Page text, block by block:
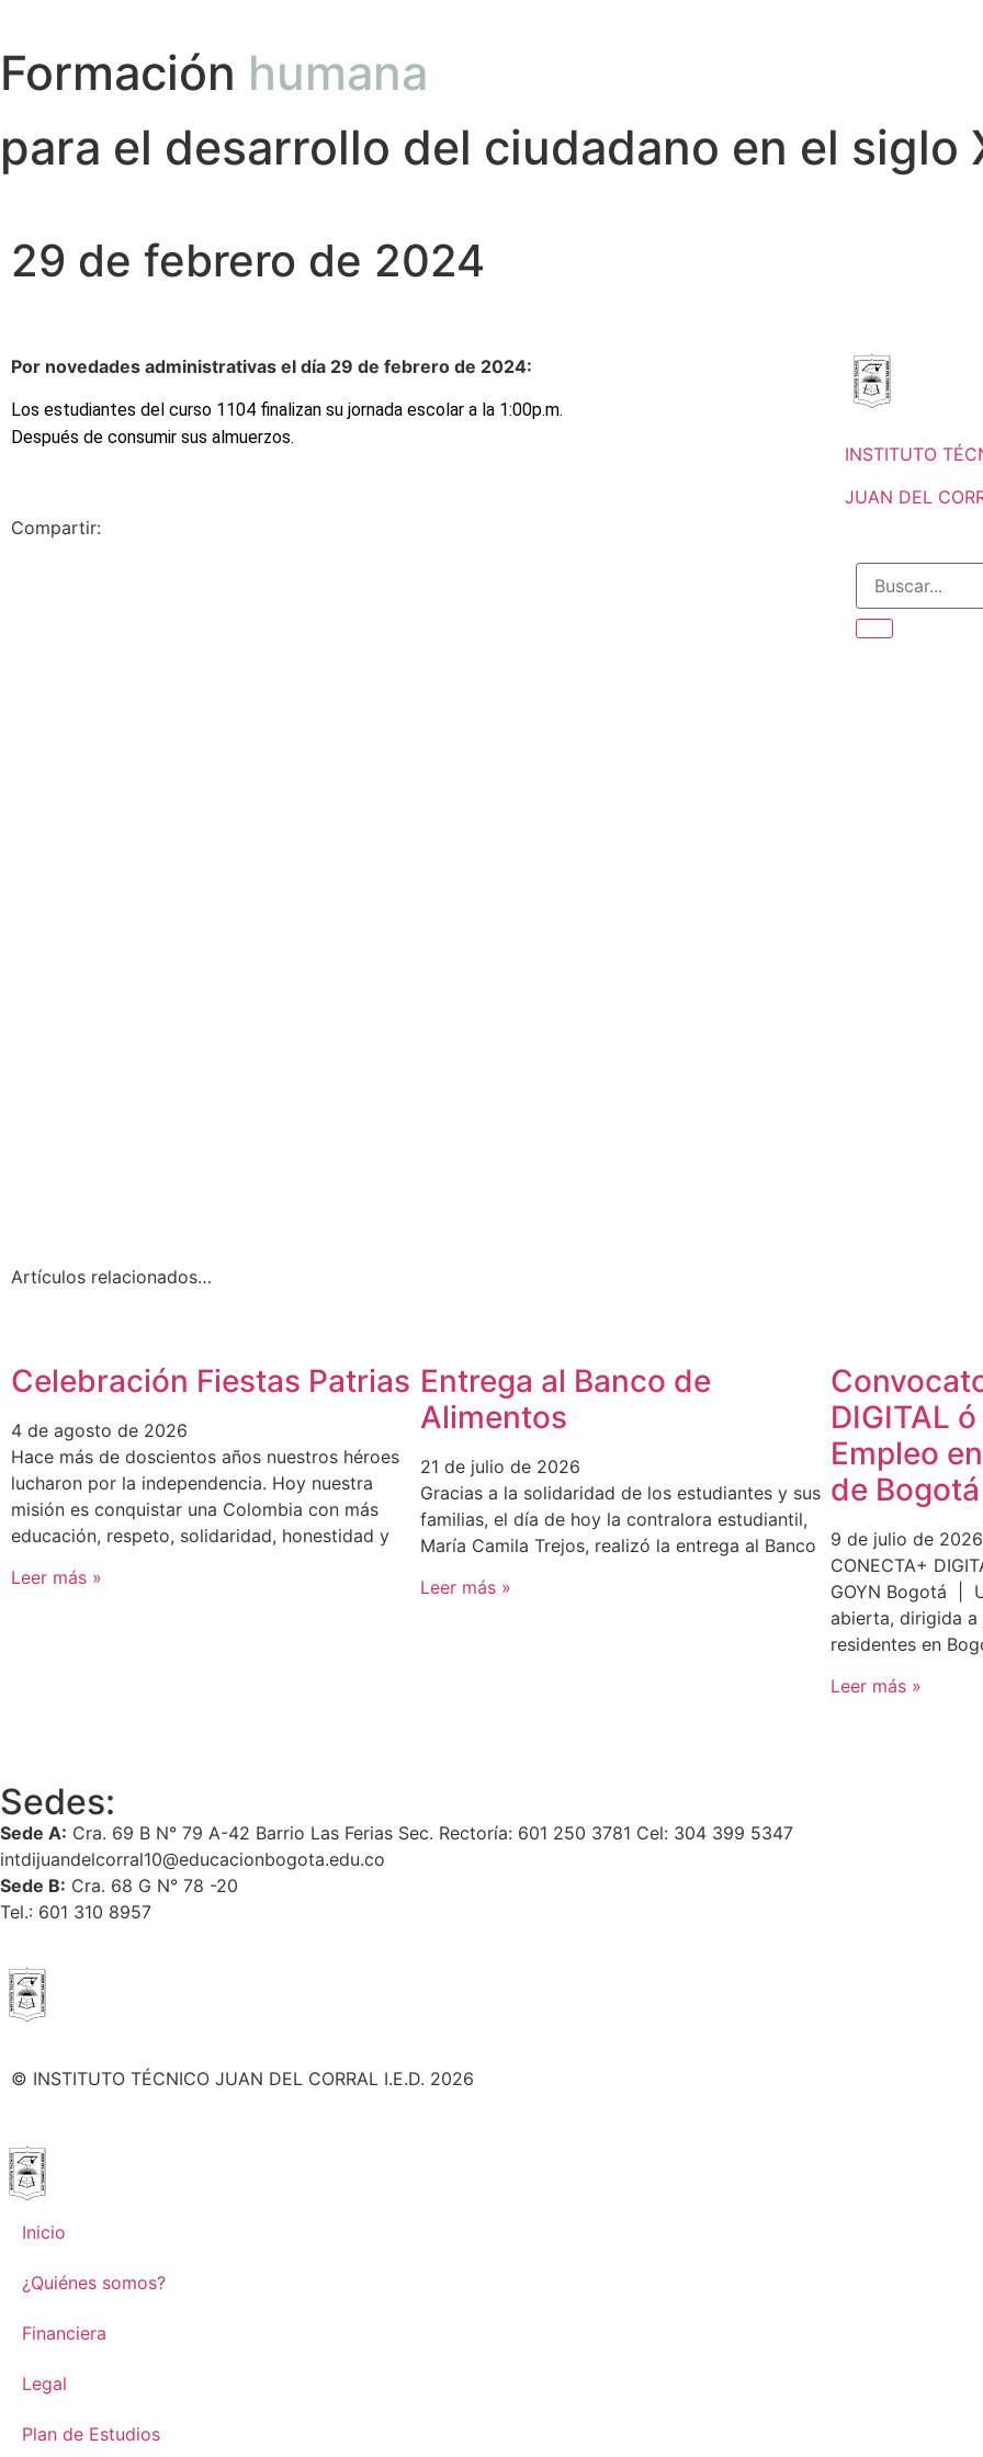
Formación humana
para el desarrollo del ciudadano en el siglo
29 de febrero de 2024
Por novedades administrativas el día 29 de febrero de 2024:
Los estudiantes del curso 1104 finalizan su jornada escolar a la 1:00p.m.
Después de consumir sus almuerzos.
Compartir:
INSTITUTO
JUAN DEL
Artículos relacionados…
Celebración Fiestas Patrias
4 de agosto de 2026
Hace más de doscientos años nuestros héroes
lucharon por la independencia. Hoy nuestra
misión es conquistar una Colombia con más
educación, respeto, solidaridad, honestidad y
Leer más »
Entrega al Banco de
Alimentos
21 de julio de 2026
Gracias a la solidaridad de los estudiantes y sus
familias, el día de hoy la contralora estudiantil,
María Camila Trejos, realizó la entrega al Banco
Leer más »
DIGITAL
Empleo
de Bogotá
9 de julio de 2026
CONECTA+
GOYN Bogotá |
abierta, dirigida a
residentes en
Leer más »
Sedes:
Sede A: Cra. 69 B N° 79 A-42 Barrio Las Ferias Sec. Rectoría: 601 250 3781 Cel: 304 399 5347
intdijuandelcorral10@educacionbogota.edu.co
Sede B: Cra. 68 G N° 78 -20
Tel.: 601 310 8957
© INSTITUTO TÉCNICO JUAN DEL CORRAL I.E.D. 2026
Inicio
¿Quiénes somos?
Financiera
Legal
Plan de Estudios